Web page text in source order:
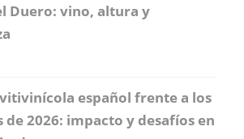
Duero: vino, altura y
español frente a los
de 2026: impacto y desafíos en